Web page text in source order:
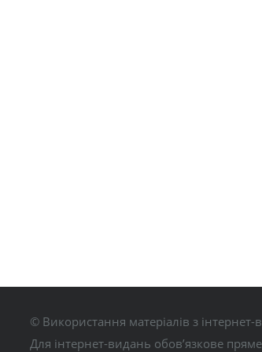
© Використання матеріалів з
Для інтернет-видань обов’язкове